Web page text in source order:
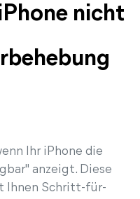
nicht
Ihr iPhone die
anzeigt. Diese
Ihnen Schritt-für-